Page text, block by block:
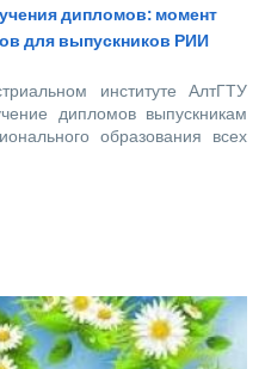
дипломов: момент
для выпускников РИИ
институте АлтГТУ
дипломов выпускникам
образования всех
которым предстоит
будущее нашей великой